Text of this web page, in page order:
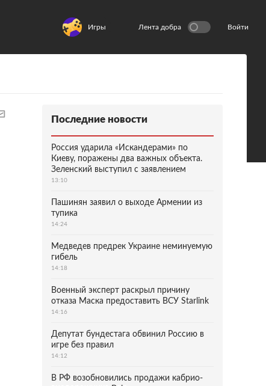
Игры Лента добра Войти
Последние новости
Россия ударила «Искандерами» по
Киеву, поражены два важных объекта.
Зеленский выступил с заявлением
13:10
Пашинян заявил о выходе Армении из
тупика
14:24
Медведев предрек Украине неминуемую
гибель
14:18
Военный эксперт раскрыл причину
отказа Маска предоставить ВСУ Starlink
14:16
Депутат бундестага обвинил Россию в
игре без правил
14:12
В РФ возобновились продажи кабрио-